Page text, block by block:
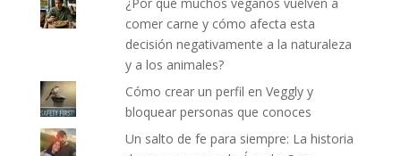
comer carne y cómo afecta esta
decisión negativamente a la naturaleza
y a los animales?
Cómo crear un perfil en Veggly y
bloquear personas que conoces
Un salto de fe para siempre: La historia